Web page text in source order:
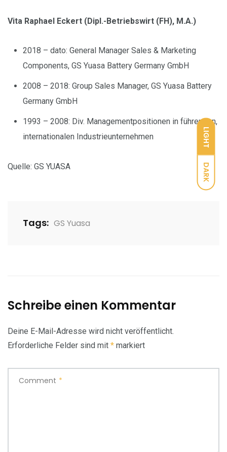
LIGHT
DARK
Vita Raphael Eckert (Dipl.-Betriebswirt (FH), M.A.)
2018 – dato: General Manager Sales & Marketing
Components, GS Yuasa Battery Germany GmbH
2008 – 2018: Group Sales Manager, GS Yuasa Battery
Germany GmbH
1993 – 2008: Div. Managementpositionen in führenden,
internationalen Industrieunternehmen
Quelle: GS YUASA
Tags: GS Yuasa
Schreibe einen Kommentar
Deine E-Mail-Adresse wird nicht veröffentlicht.
Erforderliche Felder sind mit * markiert
Comment *